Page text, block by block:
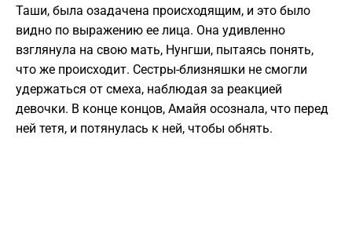
Таши, была озадачена происходящим, и это было
видно по выражению ее лица. Она удивленно
взглянула на свою мать, Нунгши, пытаясь понять,
что же происходит. Сестры-близняшки не смогли
удержаться от смеха, наблюдая за реакцией
девочки. В конце концов, Амайя осознала, что перед
ней тетя, и потянулась к ней, чтобы обнять.